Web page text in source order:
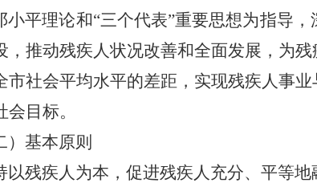
小平理论和“三个代表”重要思想为指导
，推动残疾人状况改善和全面发展，为
市社会平均水平的差距，实现残疾人事
会目标。
）基本原则
以残疾人为本，促进残疾人充分、平等